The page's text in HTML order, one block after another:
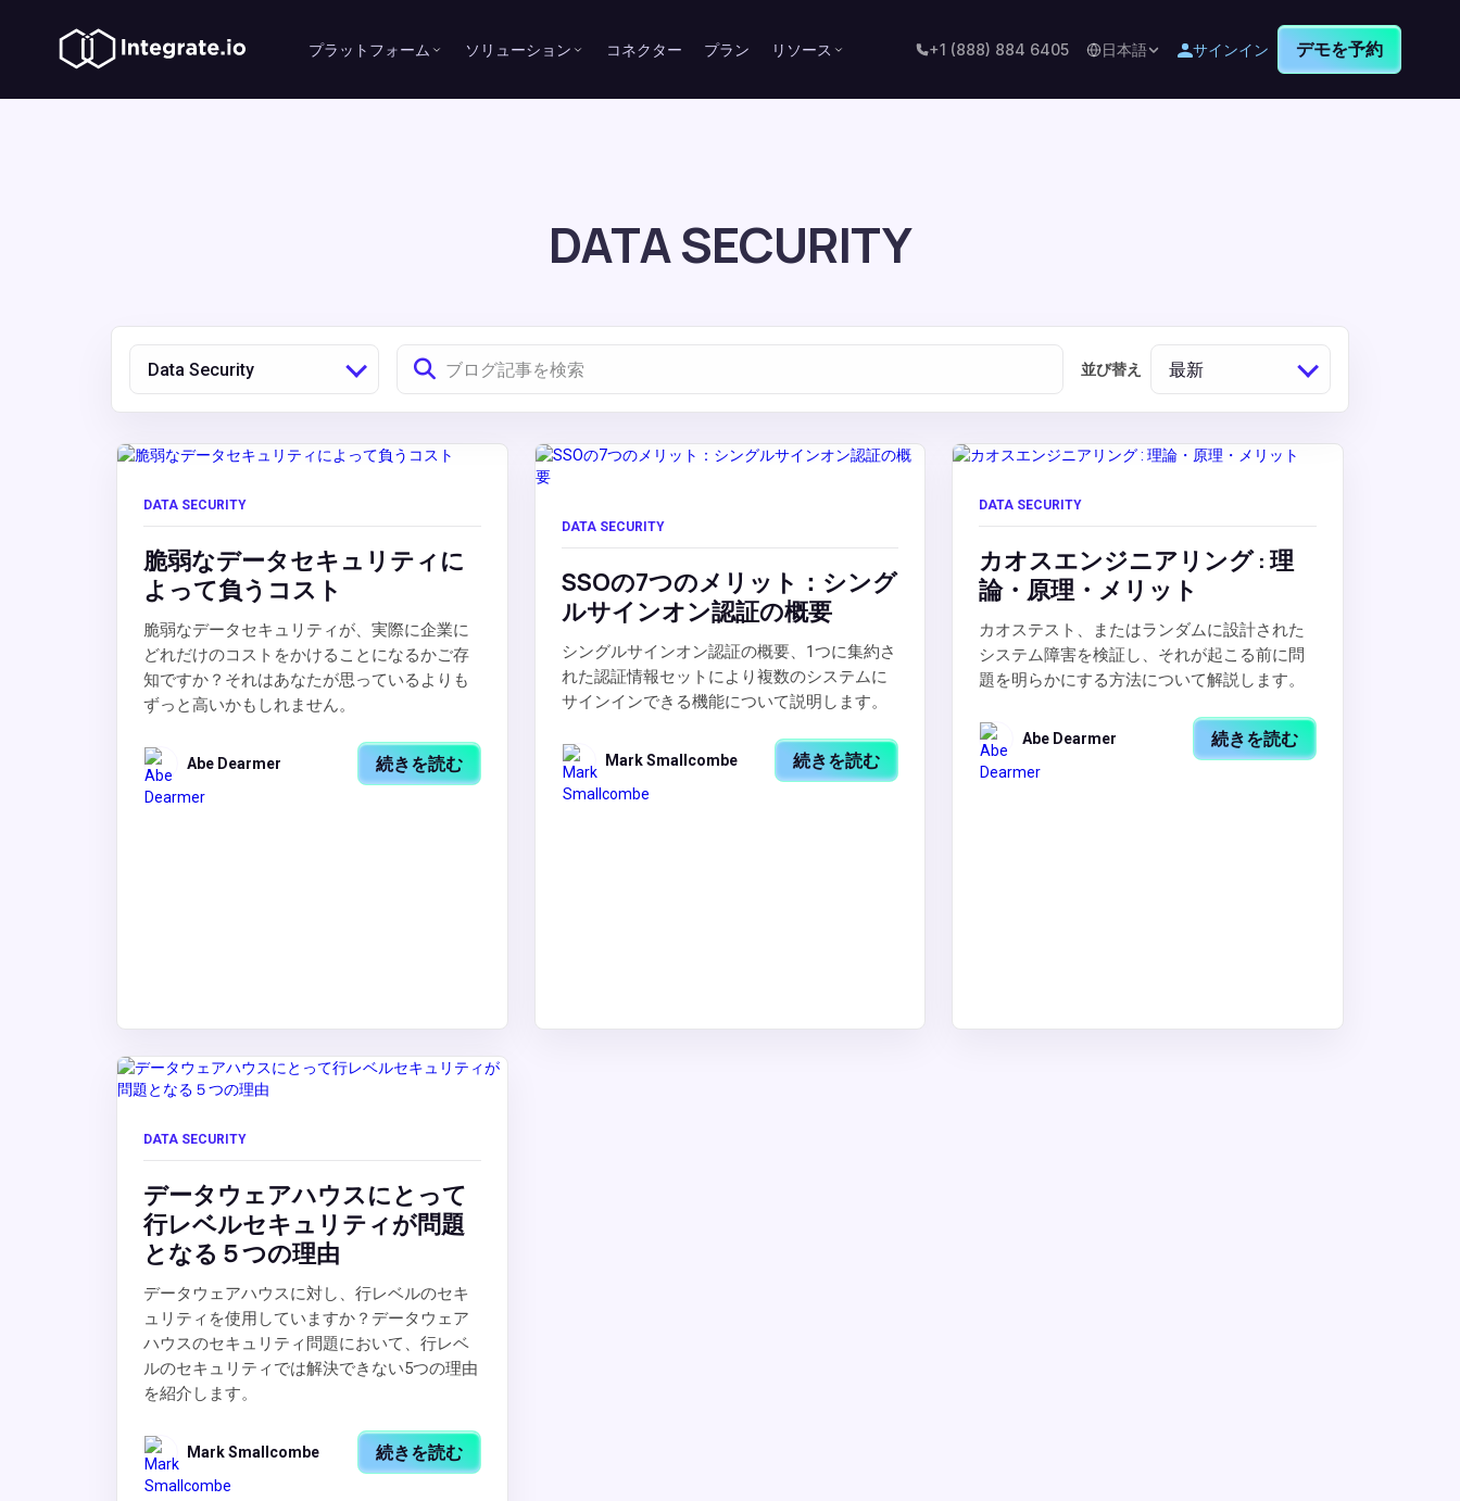
プラットフォーム ソリューション コネクター プラン リソース +1 (888) 884 6405 日本語 サインイン デモを予約
DATA SECURITY
Data Security 並び替え 最新
DATA SECURITY
脆弱なデータセキュリティに
よって負うコスト
脆弱なデータセキュリティが、実際に企業に
どれだけのコストをかけることになるかご存
知ですか？それはあなたが思っているよりも
ずっと高いかもしれません。
Abe Dearmer 続きを読む
DATA SECURITY
SSOの7つのメリット：シング
ルサインオン認証の概要
シングルサインオン認証の概要、1つに集約さ
れた認証情報セットにより複数のシステムに
サインインできる機能について説明します。
Mark Smallcombe 続きを読む
DATA SECURITY
カオスエンジニアリング : 理
論・原理・メリット
カオステスト、またはランダムに設計された
システム障害を検証し、それが起こる前に問
題を明らかにする方法について解説します。
Abe Dearmer 続きを読む
DATA SECURITY
データウェアハウスにとって
行レベルセキュリティが問題
となる５つの理由
データウェアハウスに対し、行レベルのセキ
ュリティを使用していますか？データウェア
ハウスのセキュリティ問題において、行レベ
ルのセキュリティでは解決できない5つの理由
を紹介します。
Mark Smallcombe 続きを読む